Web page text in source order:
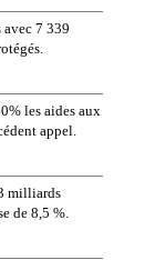
avec 7 339
les aides aux
appel.
milliards
de 8,5 %.